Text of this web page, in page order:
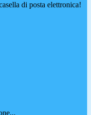
di posta elettronica!